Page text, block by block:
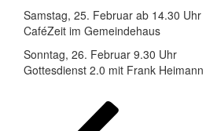
Samstag, 25. Februar ab 14.30 Uhr
CaféZeit im Gemeindehaus
Sonntag, 26. Februar 9.30 Uhr
Gottesdienst 2.0 mit Frank Heimann
Seitennummerierung